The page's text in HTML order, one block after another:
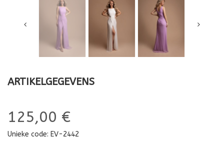
ARTIKELGEGEVENS
125,00 €
Unieke code: EV-2442